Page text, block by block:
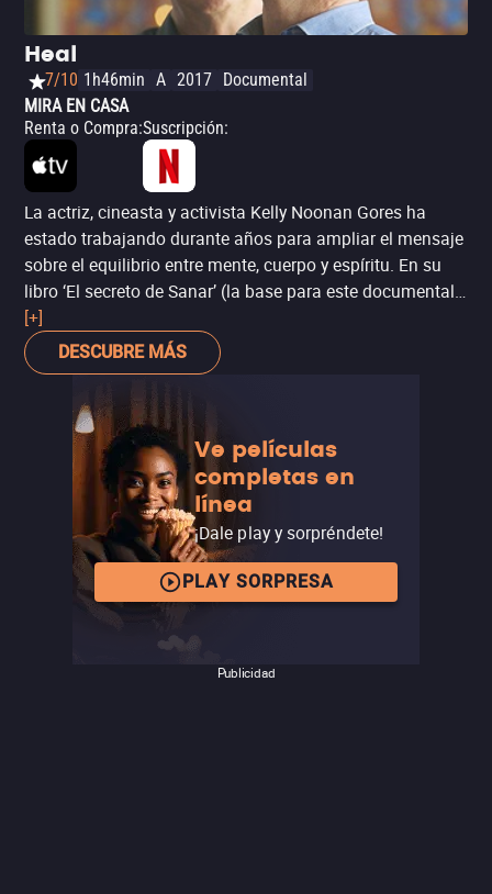
padecimiento, lo más recomendable siempre es
consultar primero con un médico.
Heal
7/10 1h46min A 2017 Documental
MIRA EN CASA
Renta o Compra:Suscripción:
La actriz, cineasta y activista Kelly Noonan Gores ha
estado trabajando durante años para ampliar el mensaje
sobre el equilibrio entre mente, cuerpo y espíritu. En su
libro ‘El secreto de Sanar’ (la base para este documental),
Noonan reúne testimonios de las principales mentes en
medicina holística y alternativa para comprender mejor
este movimiento y profundizar en nuevas líneas de
Deepak Chopra, Kelly Turner, Anita Moorjani y Joseph
Dispenza, quienes en la última década han ampliado el
alcance de los tratamientos alternativos y creado han
creado una amplia base de seguidores en el mundo. Es
un documental ideal para aquellos que quieran saber
más sobre las historias de estas personalidades, nuevas
líneas de pensamiento en medicina y tratamientos
alternativos. Sin embargo, recuerda que es importante no
dejar a un lado la ciencia comprobada y la medicina
tradicional. Si sufres de algún padecimiento, consulta
[+]
DESCUBRE MÁS
Ve películas
completas en
línea
¡Dale play y sorpréndete!
PLAY SORPRESA
Publicidad